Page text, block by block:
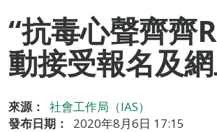
“抗毒心聲齊齊
動接受報名及
來源：
社會工作局（IAS）
發布日期：
2020年8月6日 17:15